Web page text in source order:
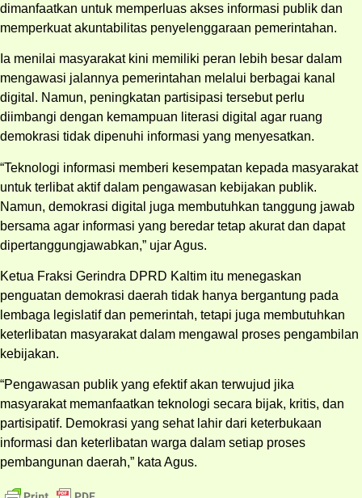
dimanfaatkan untuk memperluas akses informasi publik dan
memperkuat akuntabilitas penyelenggaraan pemerintahan.
Ia menilai masyarakat kini memiliki peran lebih besar dalam
mengawasi jalannya pemerintahan melalui berbagai kanal
digital. Namun, peningkatan partisipasi tersebut perlu
diimbangi dengan kemampuan literasi digital agar ruang
demokrasi tidak dipenuhi informasi yang menyesatkan.
“Teknologi informasi memberi kesempatan kepada masyarakat
untuk terlibat aktif dalam pengawasan kebijakan publik.
Namun, demokrasi digital juga membutuhkan tanggung jawab
bersama agar informasi yang beredar tetap akurat dan dapat
dipertanggungjawabkan,” ujar Agus.
Ketua Fraksi Gerindra DPRD Kaltim itu menegaskan
penguatan demokrasi daerah tidak hanya bergantung pada
lembaga legislatif dan pemerintah, tetapi juga membutuhkan
keterlibatan masyarakat dalam mengawal proses pengambilan
kebijakan.
“Pengawasan publik yang efektif akan terwujud jika
masyarakat memanfaatkan teknologi secara bijak, kritis, dan
partisipatif. Demokrasi yang sehat lahir dari keterbukaan
informasi dan keterlibatan warga dalam setiap proses
pembangunan daerah,” kata Agus.